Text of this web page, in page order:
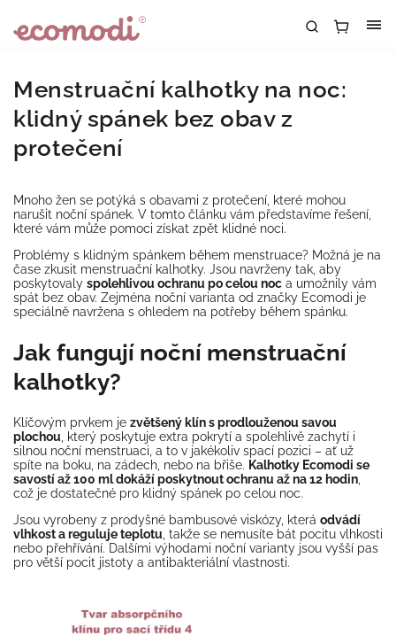
Menstruační kalhotky na noc:
klidný spánek bez obav z
protečení
Mnoho žen se potýká s obavami z protečení, které mohou
narušit noční spánek. V tomto článku vám představíme řešení,
které vám může pomoci získat zpět klidné noci.
Problémy s klidným spánkem během menstruace? Možná je na
čase zkusit menstruační kalhotky. Jsou navrženy tak, aby
poskytovaly spolehlivou ochranu po celou noc a umožnily vám
spát bez obav. Zejména noční varianta od značky Ecomodi je
speciálně navržena s ohledem na potřeby během spánku.
Jak fungují noční menstruační
kalhotky?
Klíčovým prvkem je zvětšený klín s prodlouženou savou
plochou , který poskytuje extra pokrytí a spolehlivě zachytí i
silnou noční menstruaci, a to v jakékoliv spací pozici – ať už
spíte na boku, na zádech, nebo na břiše. Kalhotky Ecomodi se
savostí až 100 ml dokáží poskytnout ochranu až na 12 hodin
což je dostatečné pro klidný spánek po celou noc.
Jsou vyrobeny z prodyšné bambusové viskózy, která odvádí
vlhkost a reguluje teplotu , takže se nemusíte bát pocitu vlhkosti
nebo přehřívání. Dalšími výhodami noční varianty jsou vyšší pas
pro větší pocit jistoty a antibakteriální vlastnosti.